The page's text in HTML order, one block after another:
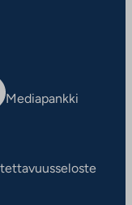
Mediapankki